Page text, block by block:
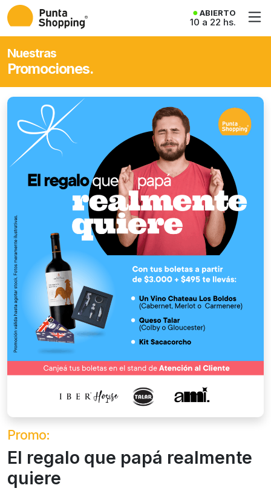
ABIERTO
10 a 22 hs.
Nuestras
Promociones.
Promo:
El regalo que papá realmente
quiere